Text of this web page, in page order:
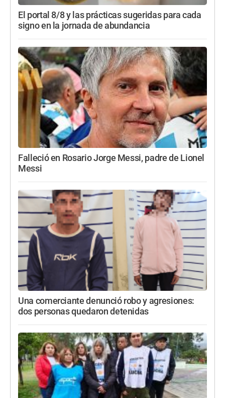
El portal 8/8 y las prácticas sugeridas para cada
signo en la jornada de abundancia
Falleció en Rosario Jorge Messi, padre de Lionel
Messi
Una comerciante denunció robo y agresiones:
dos personas quedaron detenidas